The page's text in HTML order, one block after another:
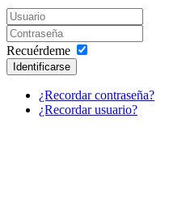
Recuérdeme
Identificarse
¿Recordar contraseña?
¿Recordar usuario?